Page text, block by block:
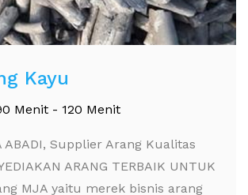
Kayu
Menit - 120 Menit
ABADI, Supplier Arang Kualitas
ARANG TERBAIK UNTUK
MJA yaitu merek bisnis arang